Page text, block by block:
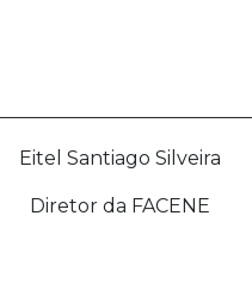
Eitel Santiago Silveira
Diretor da FACENE